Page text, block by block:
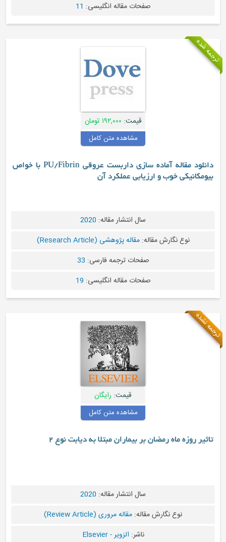
صفحات مقاله انگلیسی:11
۱۹۲,۰۰۰ تومان
مشاهده متن کامل
دانلود مقاله آماده سازی داربست عروقی PU/Fibrin با خواص
خوب و ارزیابی عملکرد آن
سال انتشار مقاله:2020
نوع نگارش مقاله:مقاله پژوهشی (Research Article)
صفحات ترجمه فارسی:33
صفحات مقاله انگلیسی:19
رایگان
مشاهده متن کامل
ماه رمضان بر بیماران مبتلا به دیابت نوع ۲
سال انتشار مقاله:2020
نوع نگارش مقاله:مقاله مروری (Review Article)
الزویر - Elsevier